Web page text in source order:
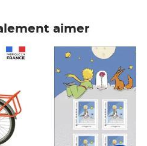
aimer
Prix 7,50€